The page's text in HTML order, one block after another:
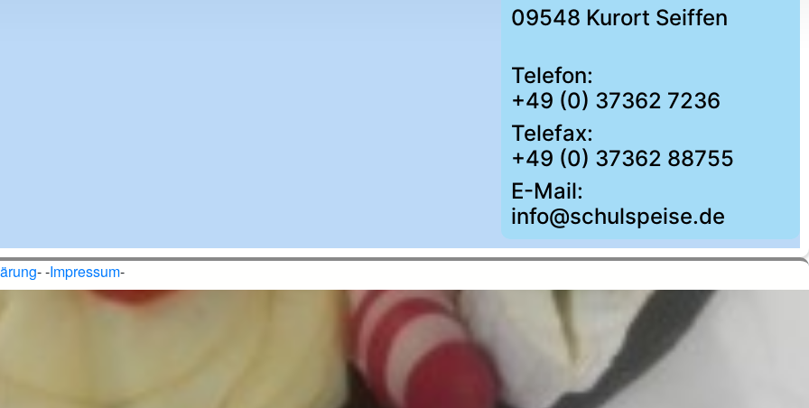
09548 Kurort Seiffen
Telefon:
+49 (0) 37362 7236
Telefax:
+49 (0) 37362 88755
E-Mail:
info@schulspeise.de
- -Impressum-